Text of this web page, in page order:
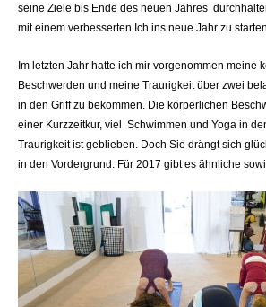
seine Ziele bis Ende des neuen Jahres
mit einem verbesserten Ich ins neue Jahr zu
Im letzten Jahr hatte ich mir vorgenommen meine
Beschwerden und meine Traurigkeit über zwei
in den Griff zu bekommen. Die körperlichen
einer Kurzzeitkur, viel Schwimmen und Yoga in
Traurigkeit ist geblieben. Doch Sie drängt sich
in den Vordergrund. Für 2017 gibt es ähnliche